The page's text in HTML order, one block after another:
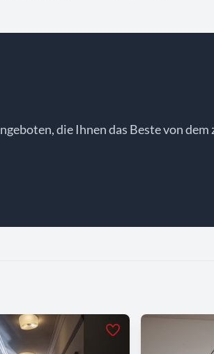
die Ihnen das Beste von dem